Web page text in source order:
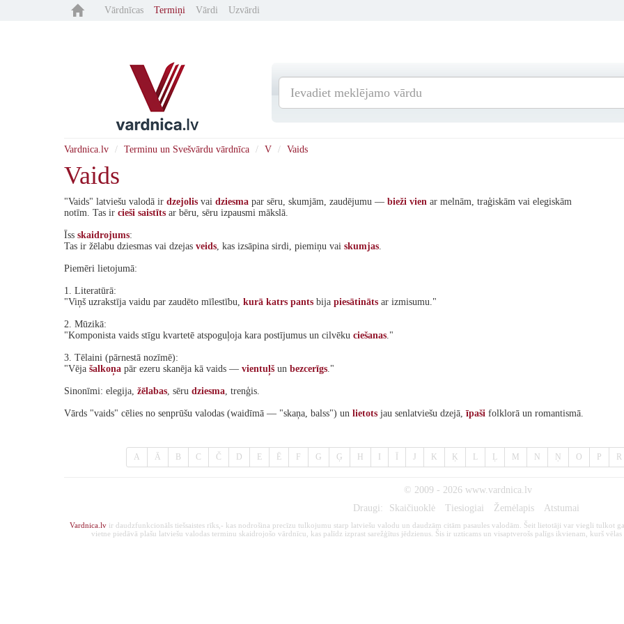
Vārdnīcas Termiņi Vārdi Uzvārdi
Vardnica.lv Terminu un Svešvārdu vārdnīca V Vaids
Vaids
"Vaids" latviešu valodā ir dzejolis vai dziesma par sēru, skumjām, zaudējumu — bieži vien ar melnām, traģiskām vai elegiskām
notīm. Tas ir cieši saistīts ar bēru, sēru izpausmi mākslā.
Īss skaidrojums:
Tas ir žēlabu dziesmas vai dzejas veids, kas izsāpina sirdi, piemiņu vai skumjas.
Piemēri lietojumā:
1. Literatūrā:
"Viņš uzrakstīja vaidu par zaudēto mīlestību, kurā katrs pants bija piesātināts ar izmisumu."
2. Mūzikā:
"Komponista vaids stīgu kvartetē atspoguļoja kara postījumus un cilvēku ciešanas."
3. Tēlaini (pārnestā nozīmē):
"Vēja šalkoņa pār ezeru skanēja kā vaids — vientuļš un bezcerīgs."
Sinonīmi: elegija, žēlabas, sēru dziesma, trenģis.
Vārds "vaids" cēlies no senprūšu valodas (waidīmā — "skaņa, balss") un lietots jau senlatviešu dzejā,īpaši folklorā un romantismā.
A Ā B C Č D E Ē F G Ģ H J K Ķ L Ļ M N Ņ O P R
© 2009 - 2026 www.vardnica.lv
Draugi:
Skaičiuoklė Tiesiogiai Žemėlapis Atstumai
Vardnica.lvir daudzfunkcionāls tiešsaistes rīks,- kas nodrošina precīzu tulkojumu starp latviešu valodu un daudzām citām pasaules valodām. Šeit lietotāji var viegli tulkot
vietne piedāvā plašu latviešu valodas terminu skaidrojošo vārdnīcu, kas palīdz izprast sarežģītus jēdzienus. Šis ir uzticams un visaptverošs palīgs ikvienam, kurš vēlas